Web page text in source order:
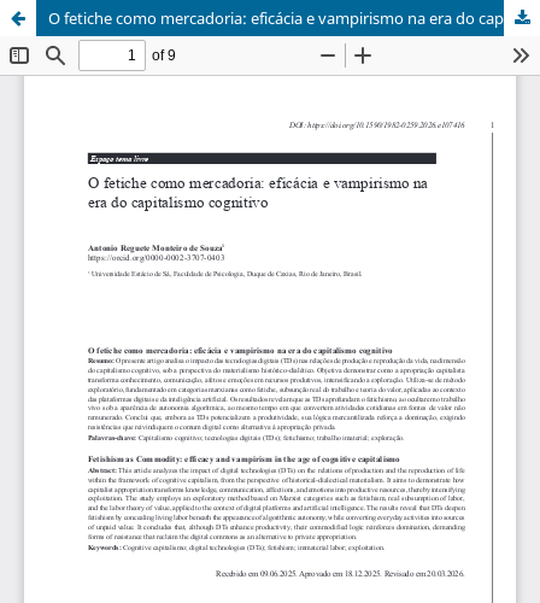
O fetiche como mercadoria: eficácia e vampirismo na era do capitalismo cognitivo